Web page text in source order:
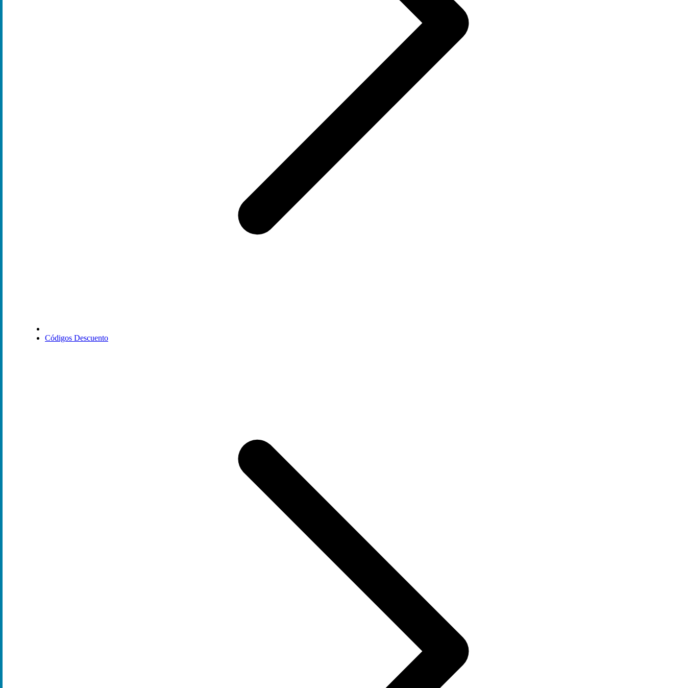
Códigos Descuento